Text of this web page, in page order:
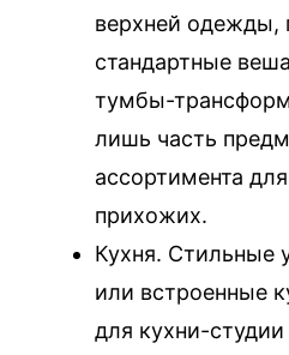
верхней одежды,
стандартные
тумбы-
лишь часть
ассортимента
прихожих.
Кухня. Стильные
или встроенные
для кухни-